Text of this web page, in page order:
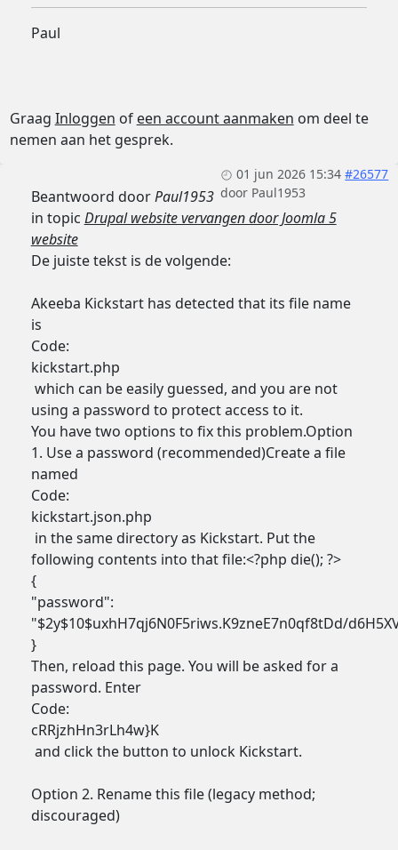
Paul
Graag Inloggen of een account aanmaken om deel te
nemen aan het gesprek.
01 jun 2026 15:34 #26577
door Paul1953
Beantwoord doorPaul1953
in topic Drupal website vervangen door Joomla 5
website
De juiste tekst is de volgende:
Akeeba Kickstart has detected that its file name
is
Code:
kickstart.php
which can be easily guessed, and you are not
using a password to protect access to it.
You have two options to fix this problem.Option
1. Use a password (recommended)Create a file
named
Code:
kickstart.json.php
in the same directory as Kickstart. Put the
following contents into that file:<?php die(); ?>
{
"password":
"$2y$10$uxhH7qj6N0F5riws.K9zneE7n0qf8tDd/
}
Then, reload this page. You will be asked for a
password. Enter
Code:
cRRjzhHn3rLh4w}K
and click the button to unlock Kickstart.
Option 2. Rename this file (legacy method;
discouraged)